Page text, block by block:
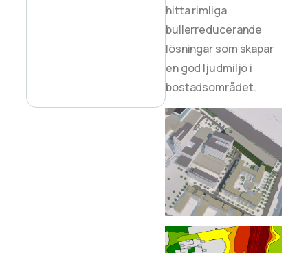
hitta rimliga
bullerreducerande
lösningar som skapar
en god ljudmiljö i
bostadsområdet.